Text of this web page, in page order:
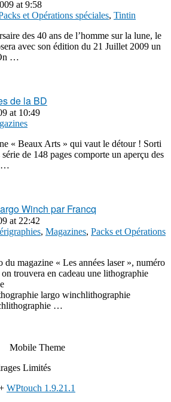
at 9:58
et Opérations spéciales, Tintin
des 40 ans de l’homme sur la lune, le
avec son édition du 21 Juillet 2009 un
…
de la BD
at 10:49
« Beaux Arts » qui vaut le détour ! Sorti
de 148 pages comporte un aperçu des
…
Winch par Francq
at 22:42
, Magazines, Packs et Opérations
du magazine « Les années laser », numéro
trouvera en cadeau une lithographie
largo winchlithographie
…
Mobile Theme
Limités
WPtouch 1.9.21.1